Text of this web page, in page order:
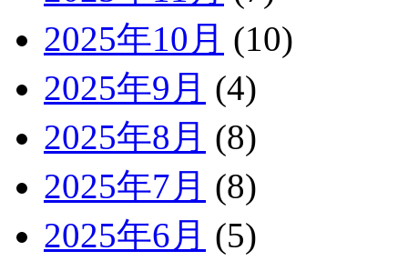
2025年10月 (10)
2025年9月 (4)
2025年8月 (8)
2025年7月 (8)
2025年6月 (5)